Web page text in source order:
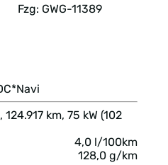
Fzg: GWG-11389
km, 75 kW (102
4,0 l/100km
128,0 g/km